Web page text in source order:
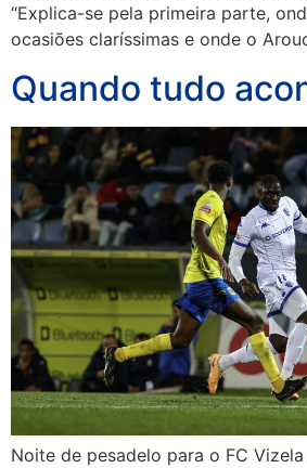
“Explica-se pela primeira parte,
ocasiões claríssimas e onde o
Quando tudo
Noite de pesadelo para o FC